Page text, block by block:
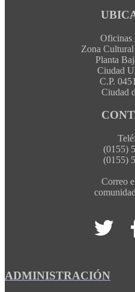
Oficinas
Zona
Planta
Ciudad
C.P.
Ciudad
(0155)
(0155)
Correo
ADMINISTRACIÓN